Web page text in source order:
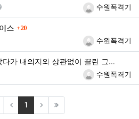
등록자수원폭격기
스 댓글
20
등록자수원폭격기
가 내의지와 상관없이 끌린 그…
등록자수원폭격기
1 (current)